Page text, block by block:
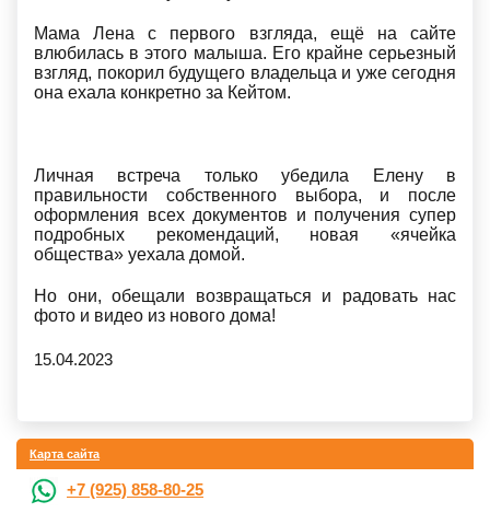
Мама Лена с первого взгляда, ещё на сайте
влюбилась в этого малыша. Его крайне серьезный
взгляд, покорил будущего владельца и уже сегодня
она ехала конкретно за Кейтом.
Личная встреча только убедила Елену в
правильности собственного выбора, и после
оформления всех документов и получения супер
подробных рекомендаций, новая «ячейка
общества» уехала домой.
Но они, обещали возвращаться и радовать нас
фото и видео из нового дома!
15.04.2023
Карта сайта
+7 (925) 858-80-25